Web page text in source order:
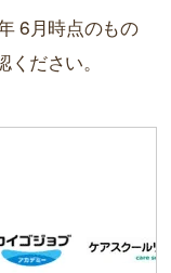
6月時点のもの
ださい。